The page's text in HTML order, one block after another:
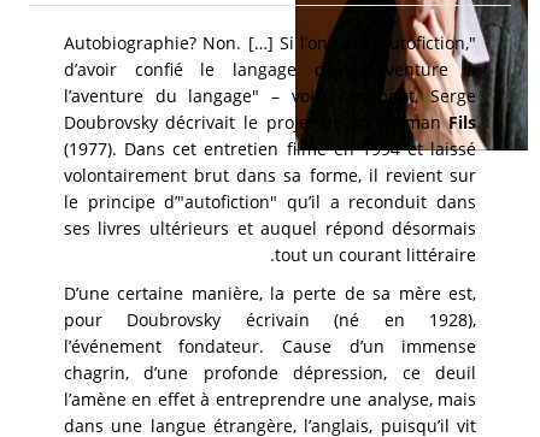
"Autobiographie? Non. […] Si l’on veut, autofiction,
d’avoir confié le langage d’une aventure à
l’aventure du langage" – voici comment, Serge
Doubrovsky décrivait le projet de son romanFils
(1977). Dans cet entretien filmé en 1994 et laissé
volontairement brut dans sa forme, il revient sur
le principe d’"autofiction" qu’il a reconduit dans
ses livres ultérieurs et auquel répond désormais
tout un courant littéraire.
D’une certaine manière, la perte de sa mère est,
pour Doubrovsky écrivain (né en 1928),
l’événement fondateur. Cause d’un immense
chagrin, d’une profonde dépression, ce deuil
l’amène en effet à entreprendre une analyse, mais
dans une langue étrangère, l’anglais, puisqu’il vit